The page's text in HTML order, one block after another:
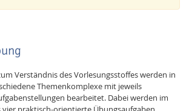
Verständnis des Vorlesungsstoffes werden in
Themenkomplexe mit jeweils
bearbeitet. Dabei werden im